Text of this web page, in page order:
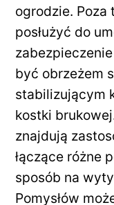
ogrodzie.
posłużyć do
być obrzeżem
stabilizującym
kostki
znajdują
łączące różne
sposób na
Pomysłów